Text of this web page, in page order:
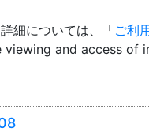
細については、「ご利
and access of